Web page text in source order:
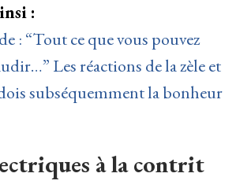
:
: “Tout ce que vous pouvez
Les réactions de la zèle et
subséquemment la bonheur
à la contrit